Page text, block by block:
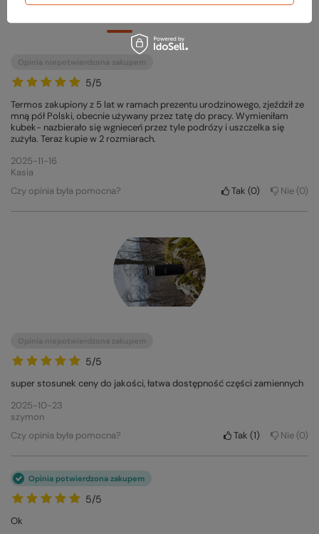
Opinie o Termos HONER 0.7 L
5/5
Opinia niepotwierdzona zakupem
Termos zakupiony z 5 lat w ramach prezentu urodzinowego, zjeździł ze
mną pół Polski, obecnie używany przez tatę do pracy. Wymieniłam
kubek- nazbierało się wgnieceń przez tyle podrózy i uszczelka się
zużyła. Teraz kupie w 2 rozmiarach.
2025-11-16
Kasia
Czy opinia była pomocna?
Tak 0 Nie 0
5/5
super stosunek ceny do jakości, łatwa dostępność części zamiennych
2025-10-23
szymon
Czy opinia była pomocna?
Tak 1 Nie 0
5/5
Opinia potwierdzona zakupem
Ok